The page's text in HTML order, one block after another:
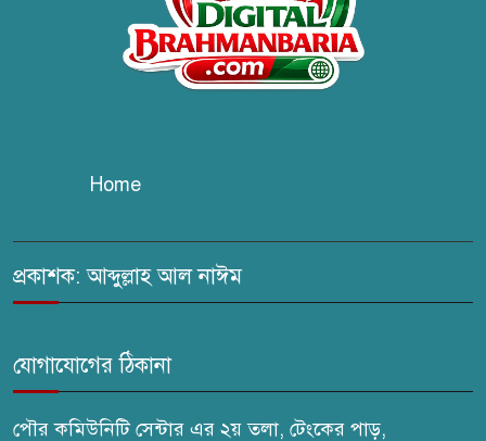
‘পাখপাখালির মিলনমেলা’ গ্রন্থের
প্রকাশনা উৎসব
ঢেউ’র আহবায়ক সোহেল সদস্য
Home
প্রকাশক: আব্দুল্লাহ আল নাঈম
যোগাযোগের ঠিকানা
পৌর কমিউনিটি সেন্টার এর ২য় তলা, টেংকের পাড়,